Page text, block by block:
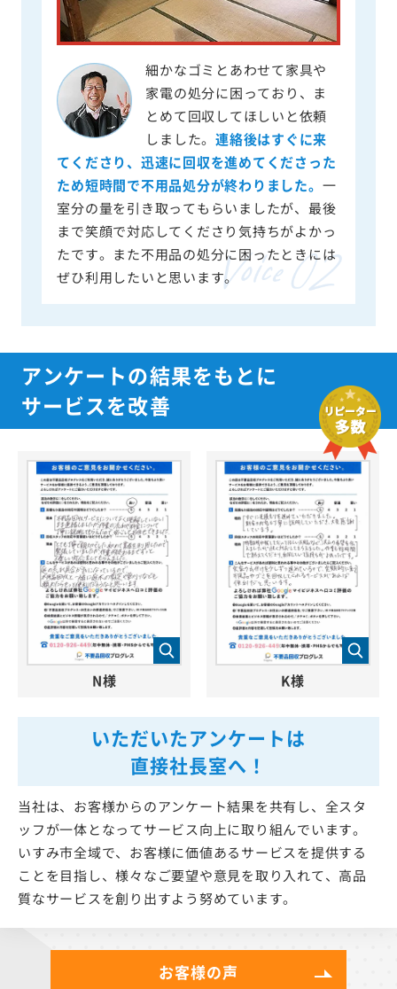
細かなゴミとあわせて家具や
家電の処分に困っており、ま
とめて回収してほしいと依頼
しました。連絡後はすぐに来
てくださり、迅速に回収を進めてくださった
ため短時間で不用品処分が終わりました。 一
室分の量を引き取ってもらいましたが、最後
まで笑顔で対応してくださり気持ちがよかっ
たです。また不用品の処分に困ったときには
ぜひ利用したいと思います。
アンケートの結果をもとに
サービスを改善
いただいたアンケートは
直接社長室へ！
当社は、お客様からのアンケート結果を共有し、全スタ
ッフが一体となってサービス向上に取り組んでいます。
いすみ市全域で、お客様に価値あるサービスを提供する
ことを目指し、様々なご要望や意見を取り入れて、高品
質なサービスを創り出すよう努めています。
N様 K様
お客様の声